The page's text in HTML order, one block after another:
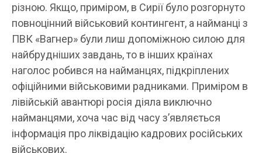
різною. Якщо, приміром, в Сирії було розгорнуто
повноцінний військовий контингент, а найманці з
ПВК «Вагнер» були лиш допоміжною силою для
найбрудніших завдань, то в інших країнах
наголос робився на найманцях, підкріплених
офіційними військовими радниками. Приміром в
лівійській авантюрі росія діяла виключно
найманцями, хоча час від часу з’являється
інформація про ліквідацію кадрових російських
військових.